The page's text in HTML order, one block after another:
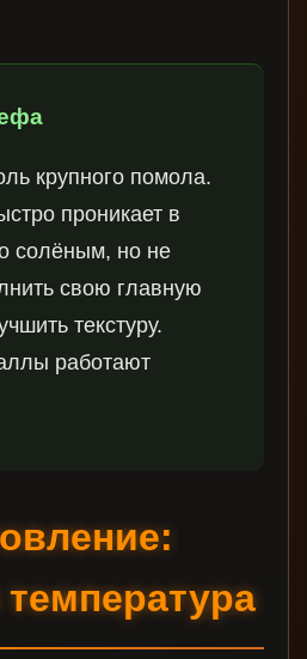
крупного помола.
проникает в
солёным, но не
свою главную
текстуру.
работают
температура